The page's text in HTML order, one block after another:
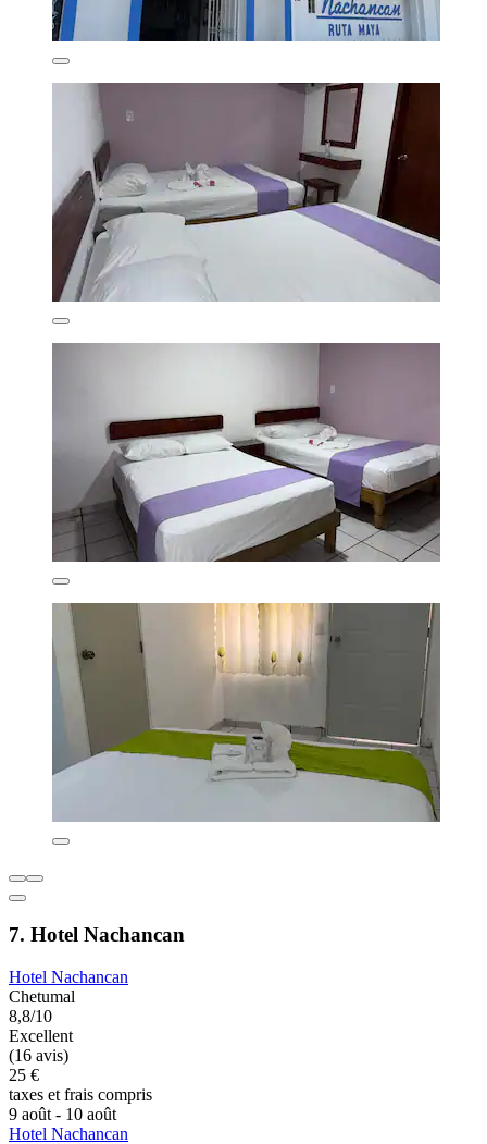
7. Hotel Nachancan
Hotel Nachancan
Chetumal
8,8/10
Excellent
(16 avis)
25 €
taxes et frais compris
9 août - 10 août
Hotel Nachancan